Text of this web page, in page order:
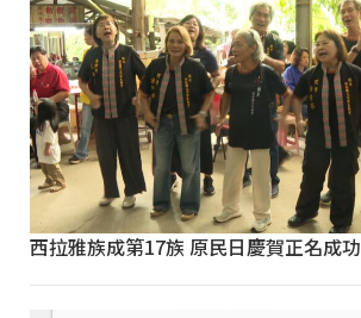
西拉雅族成第17族 原民日慶賀正名成功